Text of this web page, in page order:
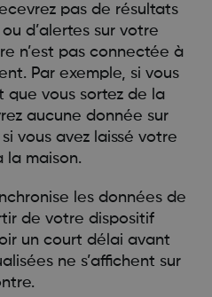
pas de résultats
d’alertes sur votre
n’est pas connectée à
Par exemple, si vous
vous sortez de la
aucune donnée sur
vous avez laissé votre
la maison.
les données de
de votre dispositif
un court délai avant
ne s’affichent sur